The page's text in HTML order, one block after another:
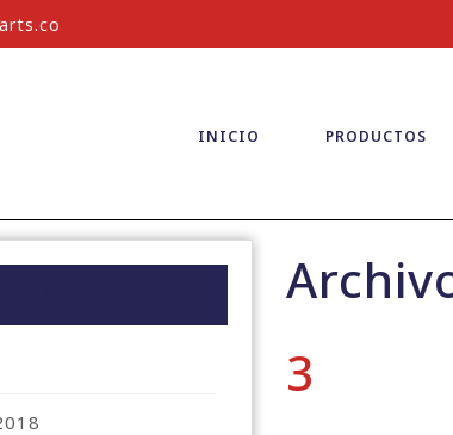
INICIO PRODUCTOS
3